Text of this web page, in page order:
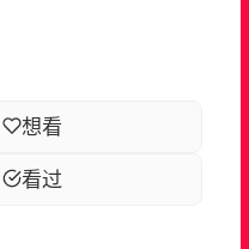
想看
看过